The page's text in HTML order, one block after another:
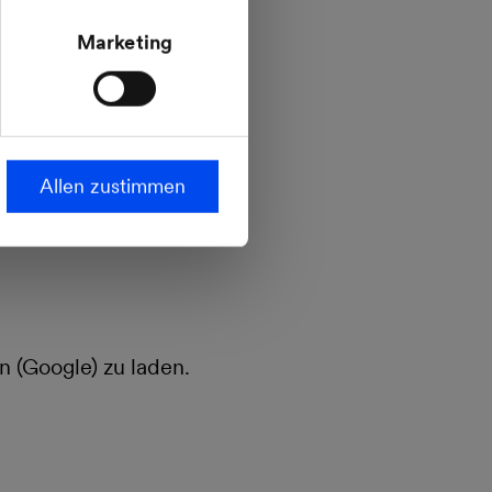
Marketing
Allen zustimmen
(Platin-Status)
how unserer
(Google) zu laden.